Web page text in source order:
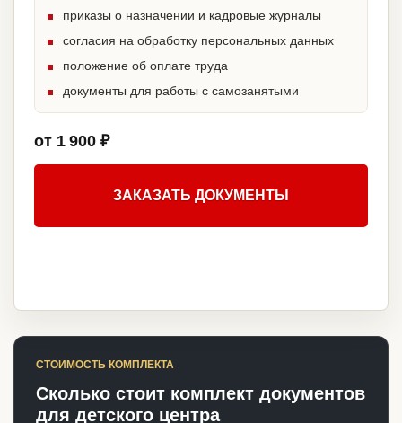
приказы о назначении и кадровые журналы
согласия на обработку персональных данных
положение об оплате труда
документы для работы с самозанятыми
от 1 900 ₽
ЗАКАЗАТЬ ДОКУМЕНТЫ
СТОИМОСТЬ КОМПЛЕКТА
Сколько стоит комплект документов
для детского центра